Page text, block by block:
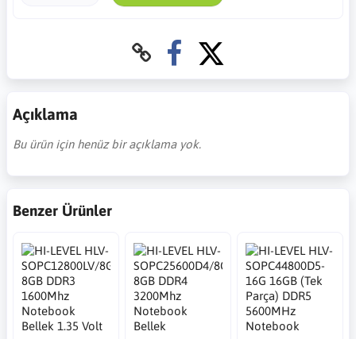
Açıklama
Bu ürün için henüz bir açıklama yok.
Benzer Ürünler